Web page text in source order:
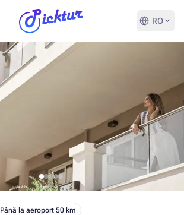
RO
Până la aeroport 50 km